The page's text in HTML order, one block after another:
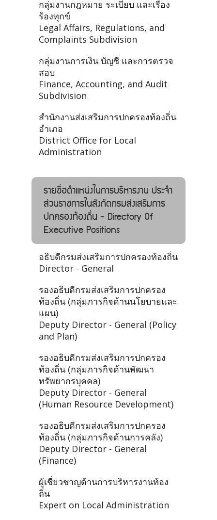
กลุ่มงานกฎหมาย ระเบียบ และเรื่อง
ร้องทุกข์
Legal Affairs, Regulations, and
Complaints Subdivision
กลุ่มงานการเงิน บัญชี และการตรวจ
สอบ
Finance, Accounting, and Audit
Subdivision
สำนักงานส่งเสริมการปกครองท้องถิ่น
อำเภอ
District Office for Local
Administration
รายชื่อตำแหน่งในการบริหารงาน ประจำ
ส่วนราชการในสังกัดกรมส่งเสริมการ
ปกครองท้องถิ่น - Directory Of
Executive Positions
อธิบดีกรมส่งเสริมการปกครองท้องถิ่น
Director - General
รองอธิบดีกรมส่งเสริมการปกครอง
ท้องถิ่น (กลุ่มภารกิจด้านนโยบายและ
แผน)
Deputy Director - General (Policy
and Plan)
รองอธิบดีกรมส่งเสริมการปกครอง
ท้องถิ่น (กลุ่มภารกิจด้านพัฒนา
ทรัพยากรบุคคล)
Deputy Director - General
(Human Resource Development)
รองอธิบดีกรมส่งเสริมการปกครอง
ท้องถิ่น (กลุ่มภารกิจด้านการคลัง)
Deputy Director - General
(Finance)
ผู้เชี่ยวชาญด้านการบริหารงานท้อง
ถิ่น
Expert on Local Administration